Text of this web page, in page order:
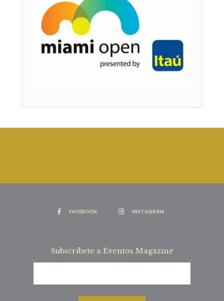
FACEBOOK INSTAGRAM
Subscríbete a Eventos Magazine